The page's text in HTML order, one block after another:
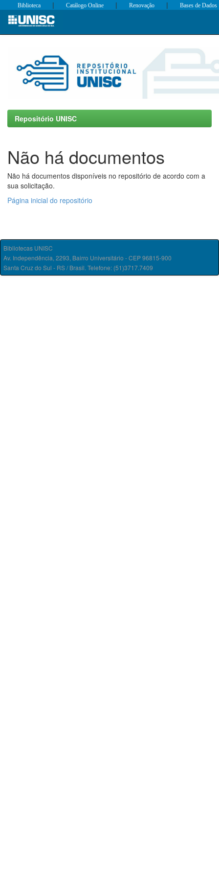
Skip
Biblioteca | Catálogo Online | Renovação | Bases de Dados
Repositório UNISC
Não há documentos
Não há documentos disponíveis no repositório de acordo com a
sua solicitação.
Página inicial do repositório
Bibliotecas UNISC
Av. Independência, 2293, Bairro Universitário - CEP 96815-900
Santa Cruz do Sul - RS / Brasil. Telefone: (51)3717.7409